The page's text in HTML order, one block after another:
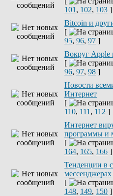
101 , 102, 103 ]
Bitcoin и
[
95, 96, 97 ]
Вокруг Apple
[
96, 97, 98 ]
Новости
Интернет
[
110, 111 , 112 ]
Интернет
программы и
[
164, 165, 166 ]
Тенденции в
мессенджерах
[
148, 149, 150 ]